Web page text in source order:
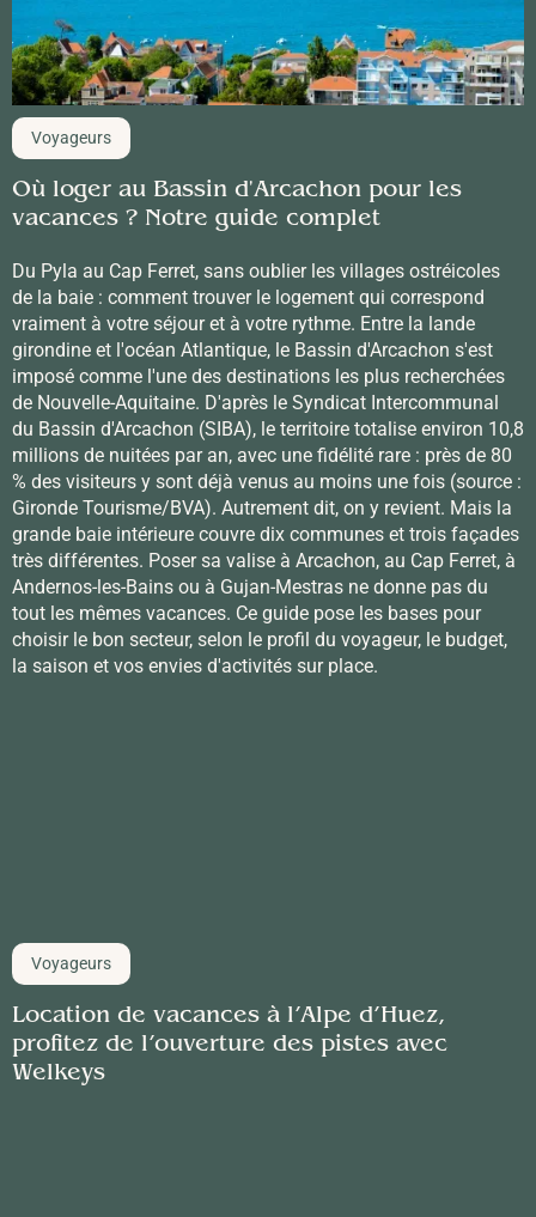
Voyageurs
Où loger au Bassin d'Arcachon pour les
vacances ? Notre guide complet
Du Pyla au Cap Ferret, sans oublier les villages ostréicoles
de la baie : comment trouver le logement qui correspond
vraiment à votre séjour et à votre rythme. Entre la lande
girondine et l'océan Atlantique, le Bassin d'Arcachon s'est
imposé comme l'une des destinations les plus recherchées
de Nouvelle-Aquitaine. D'après le Syndicat Intercommunal
du Bassin d'Arcachon (SIBA), le territoire totalise environ 10,8
millions de nuitées par an, avec une fidélité rare : près de 80
% des visiteurs y sont déjà venus au moins une fois (source :
Gironde Tourisme/BVA). Autrement dit, on y revient. Mais la
grande baie intérieure couvre dix communes et trois façades
très différentes. Poser sa valise à Arcachon, au Cap Ferret, à
Andernos-les-Bains ou à Gujan-Mestras ne donne pas du
tout les mêmes vacances. Ce guide pose les bases pour
choisir le bon secteur, selon le profil du voyageur, le budget,
la saison et vos envies d'activités sur place.
Voyageurs
Location de vacances à l’Alpe d’Huez,
profitez de l’ouverture des pistes avec
Welkeys